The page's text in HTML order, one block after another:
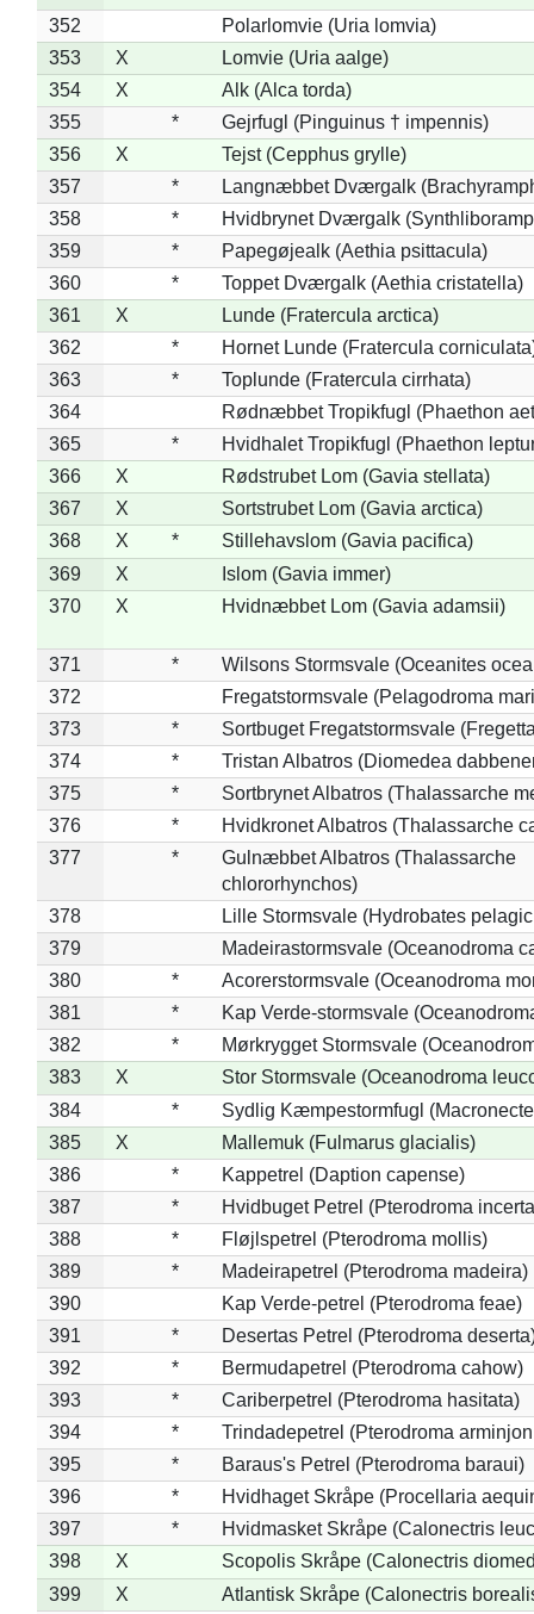
352
Polarlomvie (Uria lomvia)
353
X
Lomvie (Uria aalge)
354
X
Alk (Alca torda)
355
*
Gejrfugl (Pinguinus † impennis)
356
X
Tejst (Cepphus grylle)
357
*
Langnæbbet Dværgalk
358
*
Hvidbrynet Dværgalk
359
*
Papegøjealk (Aethia psittacula)
360
*
Toppet Dværgalk (Aethia cristatella)
361
X
Lunde (Fratercula arctica)
362
*
Hornet Lunde (Fratercula
363
*
Toplunde (Fratercula cirrhata)
364
Rødnæbbet Tropikfugl (Phaethon
365
*
Hvidhalet Tropikfugl (Phaethon
366
X
Rødstrubet Lom (Gavia stellata)
367
X
Sortstrubet Lom (Gavia arctica)
368
X *
Stillehavslom (Gavia pacifica)
369
X
Islom (Gavia immer)
370
X Hvidnæbbet Lom (Gavia adamsii)
371 *
Wilsons Stormsvale (Oceanites
372
Fregatstormsvale (Pelagodroma
373
*
Sortbuget Fregatstormsvale
374
*
Tristan Albatros (Diomedea
375
*
Sortbrynet Albatros (Thalassarche
376
*
Hvidkronet Albatros (Thalassarche
377
*
Gulnæbbet Albatros (Thalassarche
chlororhynchos)
378
Lille Stormsvale (Hydrobates
379
Madeirastormsvale (Oceanodroma
380
*
Acorerstormsvale (Oceanodroma
381
*
Kap Verde-stormsvale
382
*
Mørkrygget Stormsvale
383
X
Stor Stormsvale (Oceanodroma
384
*
Sydlig Kæmpestormfugl
385
X
Mallemuk (Fulmarus glacialis)
386
*
Kappetrel (Daption capense)
387
*
Hvidbuget Petrel (Pterodroma
388
*
Fløjlspetrel (Pterodroma mollis)
389
*
Madeirapetrel (Pterodroma madeira)
390
Kap Verde-petrel (Pterodroma feae)
391
*
Desertas Petrel (Pterodroma
392
*
Bermudapetrel (Pterodroma cahow)
393
*
Cariberpetrel (Pterodroma hasitata)
394
*
Trindadepetrel (Pterodroma
395
*
Baraus's Petrel (Pterodroma baraui)
396
*
Hvidhaget Skråpe (Procellaria
397
*
Hvidmasket Skråpe (Calonectris
398
X
Scopolis Skråpe (Calonectris
399
X
Atlantisk Skråpe (Calonectris